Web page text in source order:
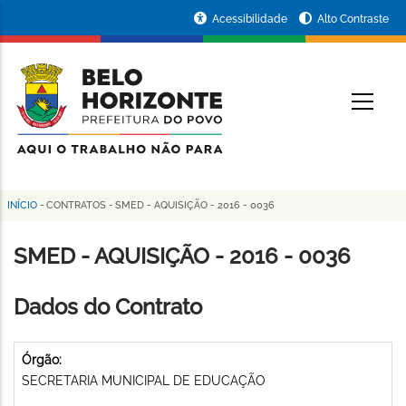
conteúdo
principal
da
Prefeitura
de
Horizonte
Acessibilidade Alto Contraste
Trilha
de
INÍCIO - CONTRATOS - SMED - AQUISIÇÃO - 2016 - 0036
SMED - AQUISIÇÃO - 2016 - 0036
Dados do Contrato
Órgão:
SECRETARIA MUNICIPAL DE EDUCAÇÃO